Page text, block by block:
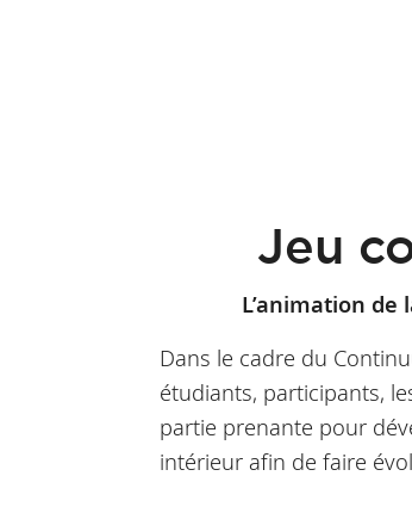
Jeu
L’animation
Dans le cadre du
étudiants, participants,
partie prenante pour
intérieur afin de faire